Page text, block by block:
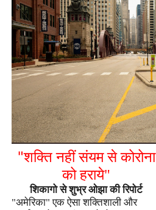
"शक्ति नहीं संयम से कोरोना
को हराये"
शिकागो से शुभ्र ओझा की रिपोर्ट
"अमेरिका" एक ऐसा शक्तिशाली और